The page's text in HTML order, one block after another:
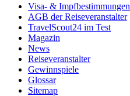
Visa- & Impfbestimmungen
AGB der Reiseveranstalter
TravelScout24 im Test
Magazin
News
Reiseveranstalter
Gewinnspiele
Glossar
Sitemap